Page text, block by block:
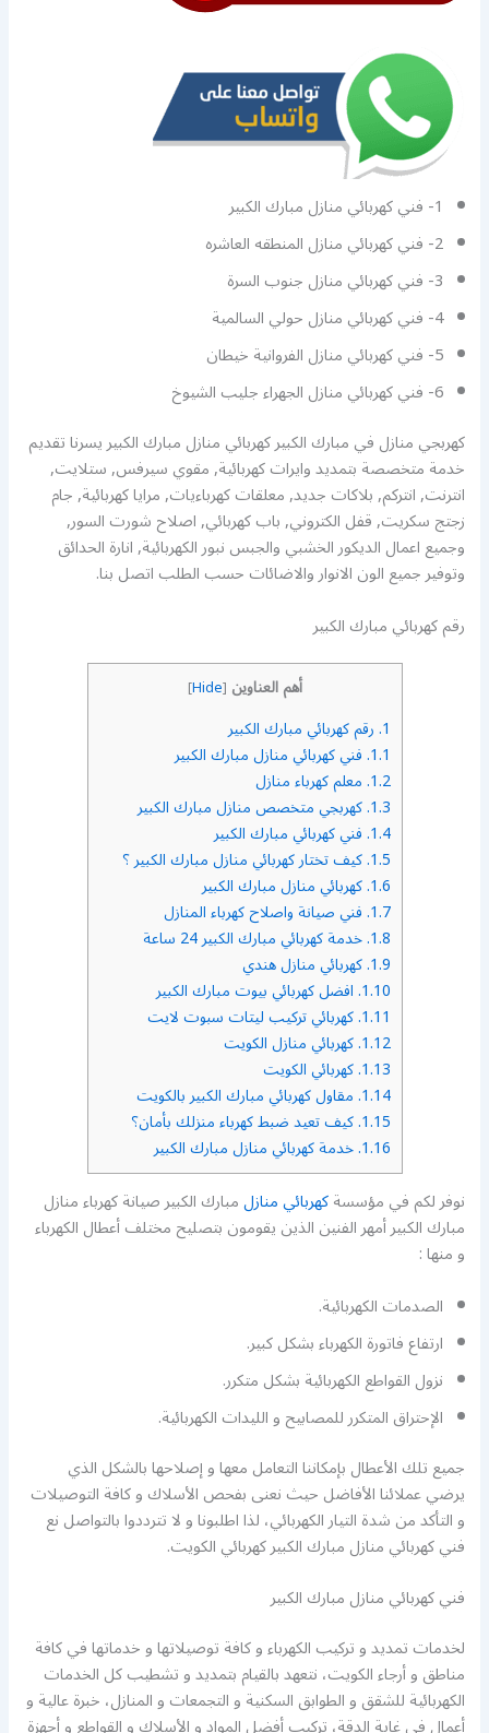
1- فني كهربائي منازل مبارك الكبير
2- فني كهربائي منازل المنطقه العاشره
3- فني كهربائي منازل جنوب السرة
4- فني كهربائي منازل حولي السالمية
5- فني كهربائي منازل الفروانية خيطان
6- فني كهربائي منازل الجهراء جليب الشيوخ
كهربجي منازل في مبارك الكبير كهربائي منازل مبارك الكبير يسرنا تقديم
خدمة متخصصة بتمديد وايرات كهربائية, مقوي سيرفس, ستلايت,
انترنت, انتركم, بلاكات جديد, معلقات كهرباءيات, مرايا كهربائية, جام
زجتج سكريت, قفل الكتروني, باب كهربائي, اصلاح شورت السور,
وجميع اعمال الديكور الخشبي والجبس نبور الكهربائية, انارة الحدائق
وتوفير جميع الون الانوار والاضائات حسب الطلب اتصل بنا.
رقم كهربائي مبارك الكبير
أهم العناوين [
Hide
]
1. رقم كهربائي مبارك الكبير
1.1. فني كهربائي منازل مبارك الكبير
1.2. معلم كهرباء منازل
1.3. كهربجي متخصص منازل مبارك الكبير
1.4. فني كهربائي مبارك الكبير
1.5. كيف تختار كهربائي منازل مبارك الكبير ؟
1.6. كهربائي منازل مبارك الكبير
1.7. فني صيانة واصلاح كهرباء المنازل
1.8. خدمة كهربائي مبارك الكبير 24 ساعة
1.9. كهربائي منازل هندي
1.10. افضل كهربائي بيوت مبارك الكبير
1.11. كهربائي تركيب ليتات سبوت لايت
1.12. كهربائي منازل الكويت
1.13. كهربائي الكويت
1.14. مقاول كهربائي مبارك الكبير بالكويت
1.15. كيف تعيد ضبط كهرباء منزلك بأمان؟
1.16. خدمة كهربائي منازل مبارك الكبير
نوفر لكم في مؤسسةكهربائي منازلمبارك الكبير صيانة كهرباء منازل
مبارك الكبير أمهر الفنين الذين يقومون بتصليح مختلف أعطال الكهرباء
و منها :
الصدمات الكهربائية.
ارتفاع فاتورة الكهرباء بشكل كبير.
نزول القواطع الكهربائية بشكل متكرر.
الإحتراق المتكرر للمصابيح و الليدات الكهربائية.
جميع تلك الأعطال بإمكاننا التعامل معها و إصلاحها بالشكل الذي
يرضي عملائنا الأفاضل حيث نعنى بفحص الأسلاك و كافة التوصيلات
و التأكد من شدة التيار الكهربائي، لذا اطلبونا و لا تترددوا بالتواصل نع
فني كهربائي منازل مبارك الكبير كهربائي الكويت.
فني كهربائي منازل مبارك الكبير
لخدمات تمديد و تركيب الكهرباء و كافة توصيلاتها و خدماتها في كافة
مناطق و أرجاء الكويت، نتعهد بالقيام بتمديد و تشطيب كل الخدمات
الكهربائية للشقق و الطوابق السكنية و التجمعات و المنازل، خبرة عالية و